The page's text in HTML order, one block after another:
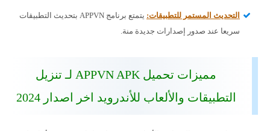
التحديث المستمر للتطبيقات:
يتمتع برنامج APPVN بتحديث التطبيقات
سريعا عند صدور إصدارات جديدة منة.
مميزات تحميل APPVN APK لـ تنزيل
التطبيقات والألعاب للأندرويد اخر اصدار 2024